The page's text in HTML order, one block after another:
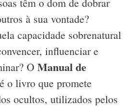
à sua vontade?
capacidade sobrenatural
influenciar e
O Manual de
é o livro que promete
ocultos, utilizados pelos